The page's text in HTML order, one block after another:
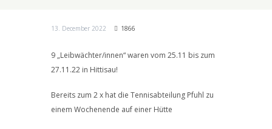
13. December 2022 1866
9 „Leibwächter/innen“ waren vom 25.11 bis zum
27.11.22 in Hittisau!
Bereits zum 2 x hat die Tennisabteilung Pfuhl zu
einem Wochenende auf einer Hütte